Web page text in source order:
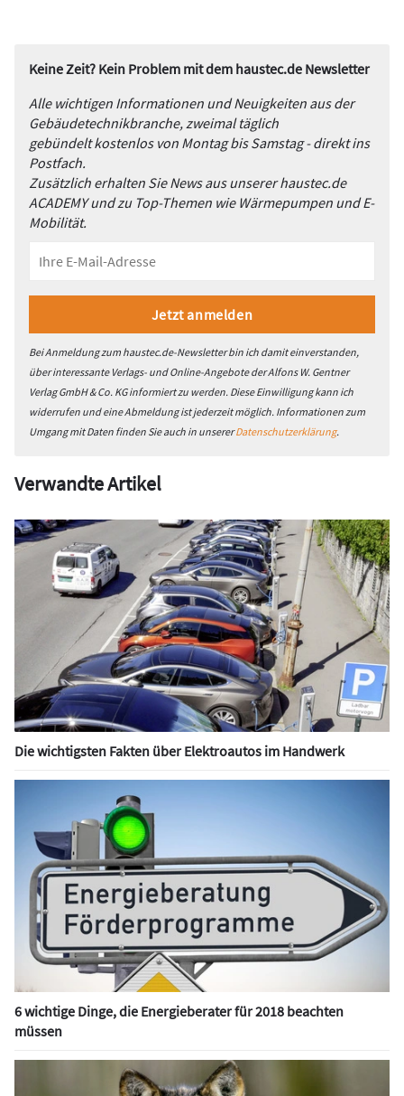
Keine Zeit? Kein Problem mit dem haustec.de Newsletter
Alle wichtigen Informationen und Neuigkeiten aus der
Gebäudetechnikbranche, zweimal täglich
gebündelt kostenlos von Montag bis Samstag - direkt ins
Postfach.
Zusätzlich erhalten Sie News aus unserer haustec.de
ACADEMY und zu Top-Themen wie Wärmepumpen und E-
Mobilität.
Bei Anmeldung zum haustec.de-Newsletter bin ich damit einverstanden,
über interessante Verlags- und Online-Angebote der Alfons W. Gentner
Verlag GmbH & Co. KG informiert zu werden. Diese Einwilligung kann ich
widerrufen und eine Abmeldung ist jederzeit möglich. Informationen zum
Umgang mit Daten finden Sie auch in unsererDatenschutzerklärung.
Verwandte Artikel
Die wichtigsten Fakten über Elektroautos im Handwerk
6 wichtige Dinge, die Energieberater für 2018 beachten
müssen